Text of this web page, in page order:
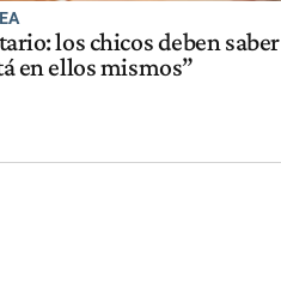
los chicos deben saber
en ellos mismos”